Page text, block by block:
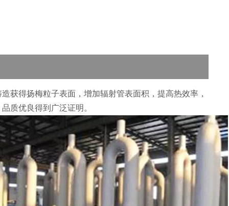
获得扬梅粒子表面，增加辐射管表面积，提高热效率，
质优良得到广泛证明。